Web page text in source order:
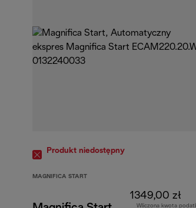
Produkt niedostępny
MAGNIFICA START
1349,00 zł
Wliczona kwota